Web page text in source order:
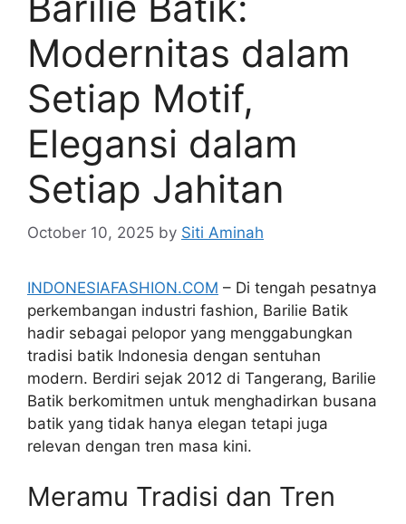
Modernitas dalam
Setiap Motif,
Elegansi dalam
Setiap Jahitan
October 10, 2025 by Siti Aminah
INDONESIAFASHION.COM – Di tengah pesatnya
perkembangan industri fashion, Barilie Batik
hadir sebagai pelopor yang menggabungkan
tradisi batik Indonesia dengan sentuhan
modern. Berdiri sejak 2012 di Tangerang, Barilie
Batik berkomitmen untuk menghadirkan busana
batik yang tidak hanya elegan tetapi juga
relevan dengan tren masa kini.
Meramu Tradisi dan Tren